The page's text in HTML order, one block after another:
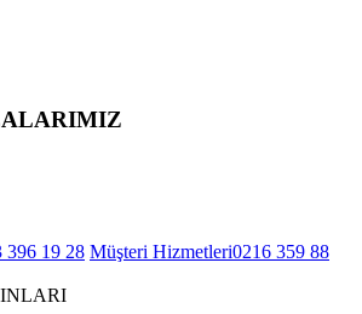
396 19 28 Müşteri Hizmetleri0216 359 88